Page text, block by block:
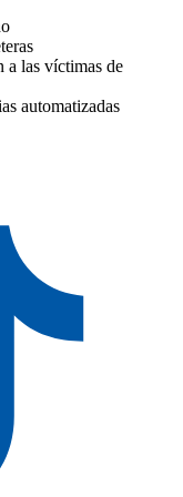
a las víctimas de
automatizadas